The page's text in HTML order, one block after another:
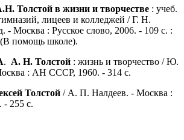
Толстой в жизни и творчестве : учеб.
лицеев и колледжей / Г. Н.
- Москва : Русское слово, 2006. - 109 с. :
помощь школе).
. А. Н. Толстой : жизнь и творчество / Ю.
: АН СССР, 1960. - 314 с.
Толстой / А. П. Налдеев. - Москва :
- 255 с.